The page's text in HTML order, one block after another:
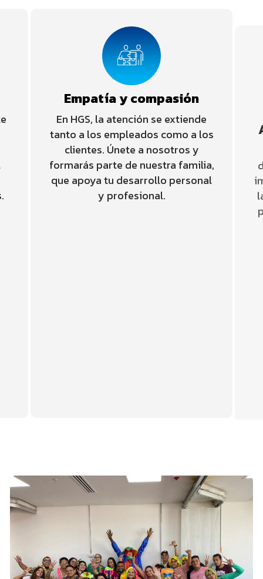
Empatía y compasión
En HGS, la atención se extiende
tanto a los empleados como a los
clientes. Únete a nosotros y
formarás parte de nuestra familia,
que apoya tu desarrollo personal
y profesional.